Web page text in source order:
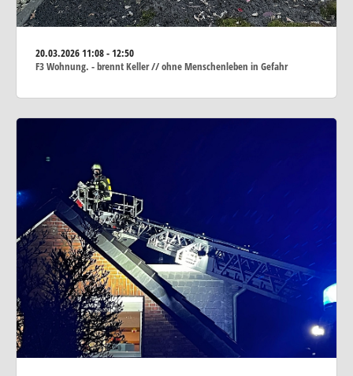
20.03.202611:08 - 12:50
F3 Wohnung. - brennt Keller // ohne Menschenleben in Gefahr